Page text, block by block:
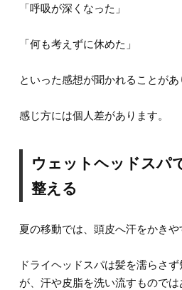
「呼吸が深くなった」
「何も考えずに休めた」
といった感想が聞かれることがあ
感じ方には個人差があります。
ウェットヘッドスパ
整える
夏の移動では、頭皮へ汗をかきや
ドライヘッドスパは髪を濡らさ
が、汗や皮脂を洗い流すものでは